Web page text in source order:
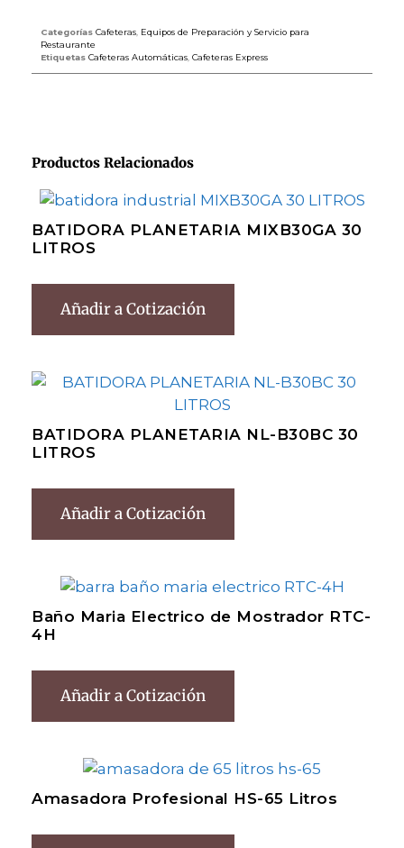
Categorías Cafeteras Equipos de Preparación y Servicio para
Restaurante
Etiquetas Cafeteras Automáticas Cafeteras Express
Productos Relacionados
BATIDORA PLANETARIA MIXB30GA 30
LITROS
Añadir a Cotización
BATIDORA PLANETARIA NL-B30BC 30
LITROS
Añadir a Cotización
Baño Maria Electrico de Mostrador RTC-
4H
Añadir a Cotización
Amasadora Profesional HS-65 Litros